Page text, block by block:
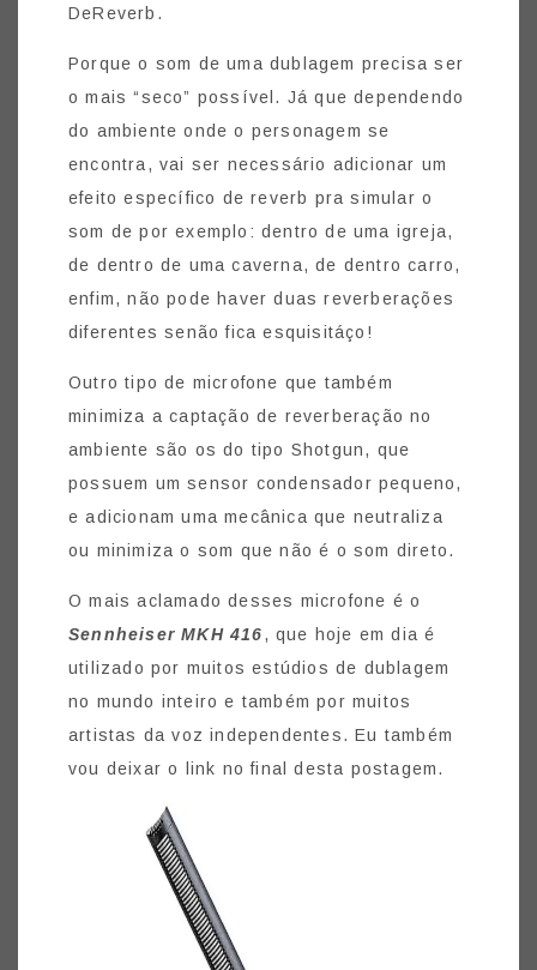
DeReverb.
Porque o som de uma dublagem precisa ser
o mais “seco” possível. Já que dependendo
do ambiente onde o personagem se
encontra, vai ser necessário adicionar um
efeito específico de reverb pra simular o
som de por exemplo: dentro de uma igreja,
de dentro de uma caverna, de dentro carro,
enfim, não pode haver duas reverberações
diferentes senão fica esquisitáço!
Outro tipo de microfone que também
minimiza a captação de reverberação no
ambiente são os do tipo Shotgun, que
possuem um sensor condensador pequeno,
e adicionam uma mecânica que neutraliza
ou minimiza o som que não é o som direto.
O mais aclamado desses microfone é o
Sennheiser MKH 416, que hoje em dia é
utilizado por muitos estúdios de dublagem
no mundo inteiro e também por muitos
artistas da voz independentes. Eu também
vou deixar o link no final desta postagem.